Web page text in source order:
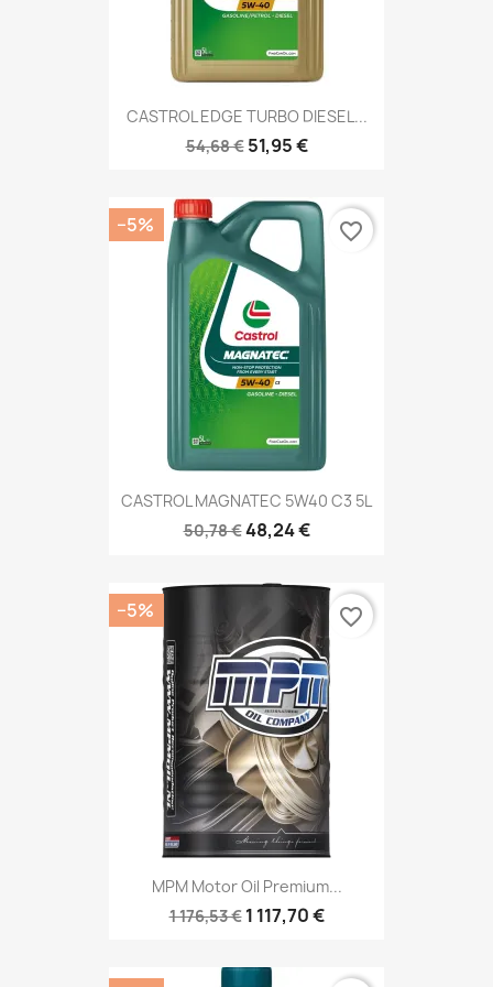
CASTROL EDGE TURBO DIESEL...
54,68 € 51,95 €
CASTROL MAGNATEC 5W40 C3 5L
50,78 €48,24 €
−5% favorite_border
MPM Motor Oil Premium...
1 176,53 € 1 117,70 €
−5% favorite_border